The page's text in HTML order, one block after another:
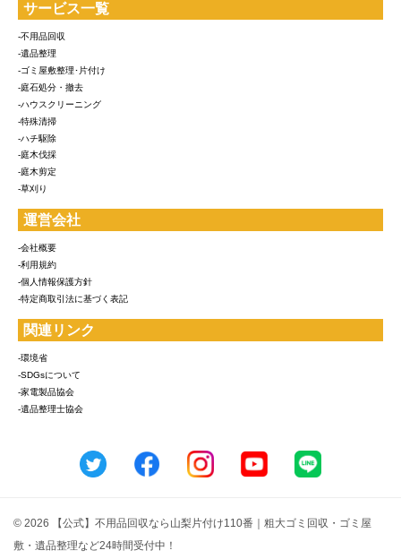
サービス一覧
-不用品回収
-遺品整理
-ゴミ屋敷整理･片付け
-庭石処分・撤去
-ハウスクリーニング
-特殊清掃
-ハチ駆除
-庭木伐採
-庭木剪定
-草刈り
運営会社
-会社概要
-利用規約
-個人情報保護方針
-特定商取引法に基づく表記
関連リンク
-環境省
-SDGsについて
-家電製品協会
-遺品整理士協会
© 2026 【公式】不用品回収なら山梨片付け110番｜粗大ゴミ回収・ゴミ屋
敷・遺品整理など24時間受付中！